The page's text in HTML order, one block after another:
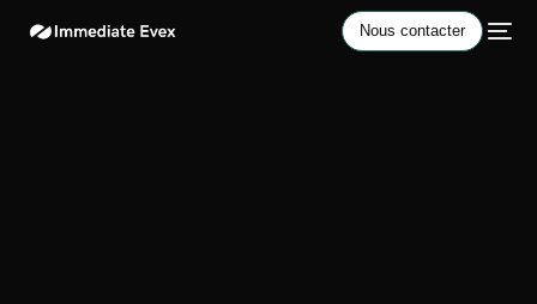
Nous contacter